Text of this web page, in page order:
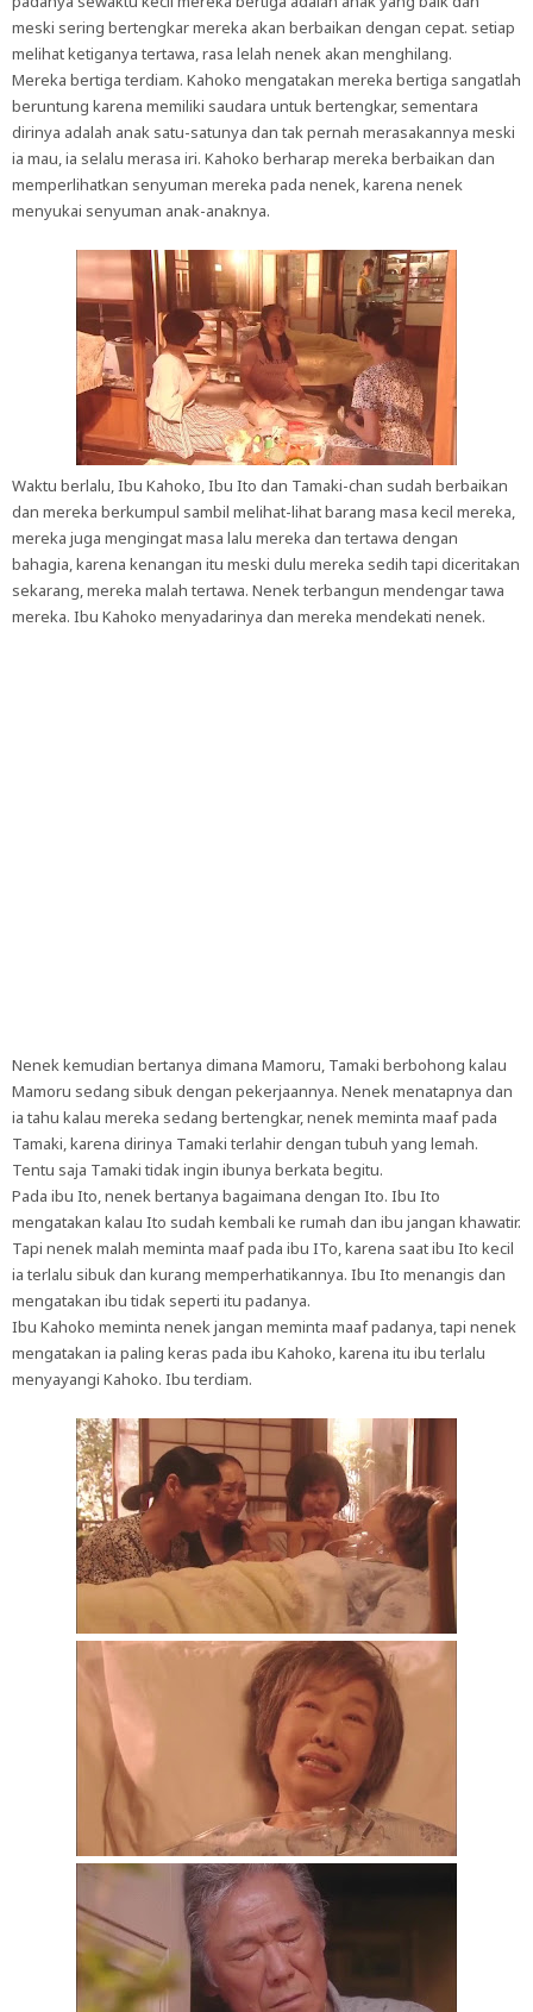
meski sering bertengkar mereka akan berbaikan dengan cepat. setiap
melihat ketiganya tertawa, rasa lelah nenek akan menghilang.
Mereka bertiga terdiam. Kahoko mengatakan mereka bertiga sangatlah
beruntung karena memiliki saudara untuk bertengkar, sementara
dirinya adalah anak satu-satunya dan tak pernah merasakannya meski
ia mau, ia selalu merasa iri. Kahoko berharap mereka berbaikan dan
memperlihatkan senyuman mereka pada nenek, karena nenek
menyukai senyuman anak-anaknya.
Waktu berlalu, Ibu Kahoko, Ibu Ito dan Tamaki-chan sudah berbaikan
dan mereka berkumpul sambil melihat-lihat barang masa kecil mereka,
mereka juga mengingat masa lalu mereka dan tertawa dengan
bahagia, karena kenangan itu meski dulu mereka sedih tapi diceritakan
sekarang, mereka malah tertawa. Nenek terbangun mendengar tawa
mereka. Ibu Kahoko menyadarinya dan mereka mendekati nenek.
Nenek kemudian bertanya dimana Mamoru, Tamaki berbohong kalau
Mamoru sedang sibuk dengan pekerjaannya. Nenek menatapnya dan
ia tahu kalau mereka sedang bertengkar, nenek meminta maaf pada
Tamaki, karena dirinya Tamaki terlahir dengan tubuh yang lemah.
Tentu saja Tamaki tidak ingin ibunya berkata begitu.
Pada ibu Ito, nenek bertanya bagaimana dengan Ito. Ibu Ito
mengatakan kalau Ito sudah kembali ke rumah dan ibu jangan khawatir.
Tapi nenek malah meminta maaf pada ibu ITo, karena saat ibu Ito kecil
ia terlalu sibuk dan kurang memperhatikannya. Ibu Ito menangis dan
mengatakan ibu tidak seperti itu padanya.
Ibu Kahoko meminta nenek jangan meminta maaf padanya, tapi nenek
mengatakan ia paling keras pada ibu Kahoko, karena itu ibu terlalu
menyayangi Kahoko. Ibu terdiam.